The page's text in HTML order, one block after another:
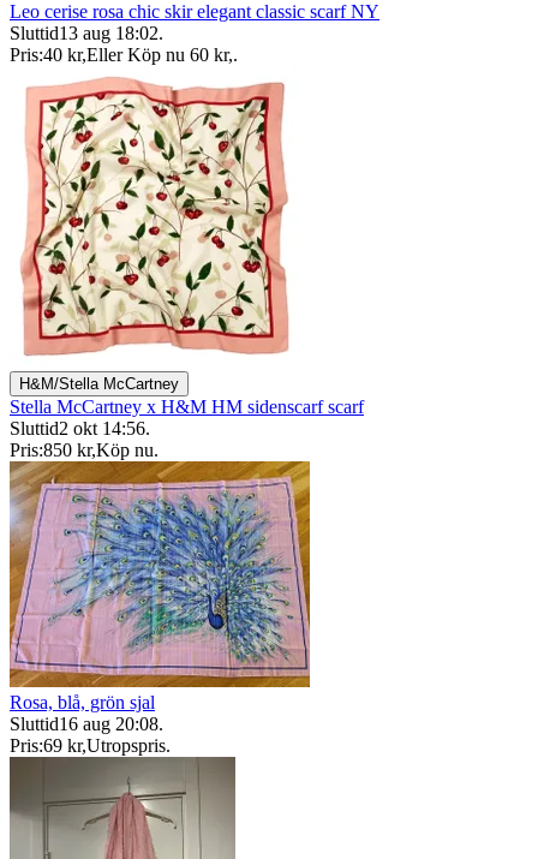
Leo cerise rosa chic skir elegant classic scarf NY
Sluttid13 aug 18:02.
Pris:40 kr,Eller Köp nu 60 kr,.
H&M/Stella McCartney
Stella McCartney x H&M HM sidenscarf scarf
Sluttid2 okt 14:56.
Pris:850 kr,Köp nu.
Rosa, blå, grön sjal
Sluttid16 aug 20:08.
Pris:69 kr,Utropspris.